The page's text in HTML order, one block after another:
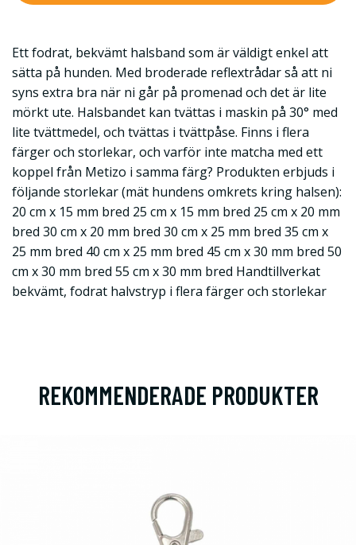
Ett fodrat, bekvämt halsband som är väldigt enkel att
sätta på hunden. Med broderade reflextrådar så att ni
syns extra bra när ni går på promenad och det är lite
mörkt ute. Halsbandet kan tvättas i maskin på 30° med
lite tvättmedel, och tvättas i tvättpåse. Finns i flera
färger och storlekar, och varför inte matcha med ett
koppel från Metizo i samma färg? Produkten erbjuds i
följande storlekar (mät hundens omkrets kring halsen):
20 cm x 15 mm bred 25 cm x 15 mm bred 25 cm x 20 mm
bred 30 cm x 20 mm bred 30 cm x 25 mm bred 35 cm x
25 mm bred 40 cm x 25 mm bred 45 cm x 30 mm bred 50
cm x 30 mm bred 55 cm x 30 mm bred Handtillverkat
bekvämt, fodrat halvstryp i flera färger och storlekar
REKOMMENDERADE PRODUKTER